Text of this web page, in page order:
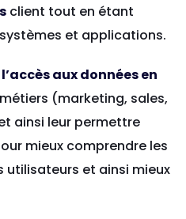
client tout en étant
et applications.
aux données en
(marketing, sales,
ainsi leur permettre
mieux comprendre les
et ainsi mieux